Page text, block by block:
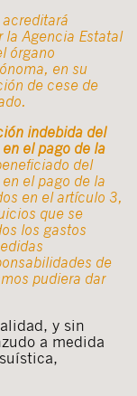
Agencia Estatal
órgano
en su
de cese de
indebida del
el pago de la
del
el pago de la
en el artículo 3,
que se
los gastos
de
pudiera dar
y sin
a medida